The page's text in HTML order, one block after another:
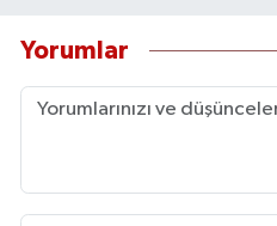
Yorumlar